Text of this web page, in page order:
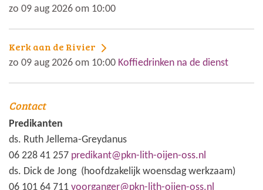
zo 09 aug 2026 om 10:00
Kerk aan de Rivier
zo 09 aug 2026 om 10:00 Koffiedrinken na de dienst
Contact
Predikanten
ds. Ruth Jellema-Greydanus
06 228 41 257 predikant@pkn-lith-oijen-oss.nl
ds. Dick de Jong (hoofdzakelijk woensdag werkzaam)
06 101 64 711 voorganger@pkn-lith-oijen-oss.nl